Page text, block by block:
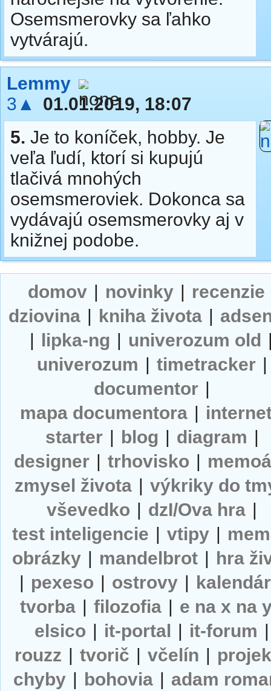
Osemsmerovky sa ľahko
vytvárajú.
Lemmy
3▲
01.01.2019, 18:07
5. Je to koníček, hobby. Je
veľa ľudí, ktorí si kupujú
tlačivá mnohých
osemsmeroviek. Dokonca sa
vydávajú osemsmerovky aj v
knižnej podobe.
domov | novinky | recenzie
dziovina | kniha života |
| lipka-ng | univerozum old
univerozum | timetracker |
documentor |
mapa documentora |
starter | blog | diagram |
designer | trhovisko |
zmysel života | výkriky do
vševedko | dzI/Ova hra |
test inteligencie | vtipy |
obrázky | mandelbrot | hra
| pexeso | ostrovy | kalendár
tvorba | filozofia | e na x na
elsico | it-portal | it-forum |
rouzz | tvorič | včelín |
chyby | bohovia | adam